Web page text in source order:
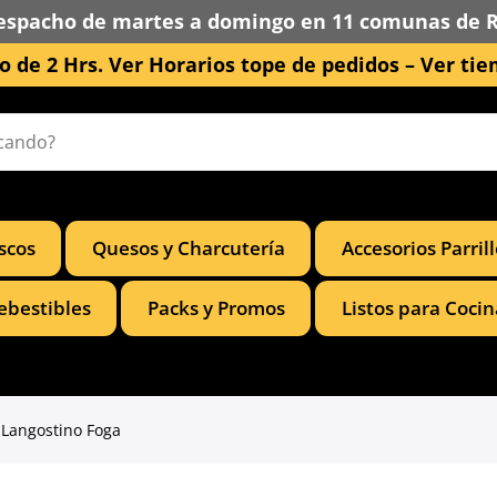
de martes a domingo en 11 comunas de
de 2 Hrs. Ver Horarios tope de pedidos – Ver
Quesos y Charcutería Accesorios
Packs y Promos Listos para
Foga